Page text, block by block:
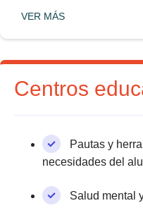
VER MÁS
Centros
Pautas y
necesidades del
Salud mental